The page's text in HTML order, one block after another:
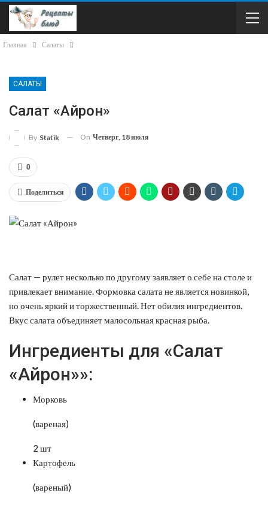
Главная Салаты
САЛАТЫ
Салат «Айрон»
By Statik On Четверг, 18 июля
0
Поделиться
Салат — рулет несколько по другому заявляет о себе на столе и
привлекает внимание. Формовка салата не является новинкой,
но очень яркий и торжественный. Нет обилия ингредиентов.
Вкус салата объединяет малосольная красная рыба.
Ингредиенты для «Салат
«Айрон»»:
Морковь
(вареная)
2 шт
Картофель
(вареный)